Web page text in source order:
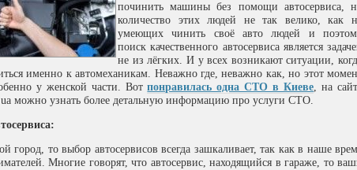
починить машины без помощи автосервиса,
количество этих людей не так велико, как
умеющих чинить своё авто людей и
поиск качественного автосервиса является
не из лёгких. И у всех возникают ситуации,
именно к автомеханикам. Неважно где, неважно как, но этот
у женской части. Вотпонравилась одна СТО в Киеве, на
можно узнать более детальную информацию про услуги СТО.
город, то выбор автосервисов всегда зашкаливает, так как в наше
Многие говорят, что автосервис, находящийся в гараже, то